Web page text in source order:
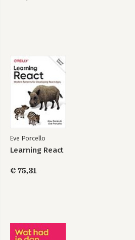
Eve Porcello
Learning React
€ 75,31